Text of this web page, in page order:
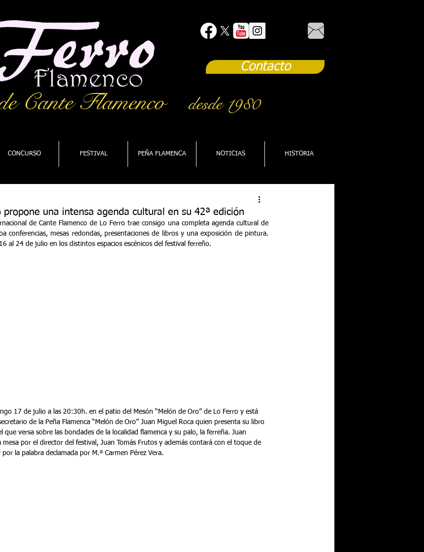
Contacto
Cante Flamencodesde 1980
CONCURSO FESTIVAL PEÑA FLAMENCA NOTICIAS HISTORIA
propone una intensa agenda cultural en su 42ª edición
de Cante Flamenco de Lo Ferro trae consigo una completa agenda cultural de
conferencias, mesas redondas, presentaciones de libros y una exposición de pintura.
al 24 de julio en los distintos espacios escénicos del festival ferreño.
17 de julio a las 20:30h. en el patio del Mesón “Melón de Oro” de Lo Ferro y está
de la Peña Flamenca “Melón de Oro” Juan Miguel Roca quien presenta su libro
que versa sobre las bondades de la localidad flamenca y su palo, la ferreña. Juan
mesa por el director del festival, Juan Tomás Frutos y además contará con el toque de
la palabra declamada por M.ª Carmen Pérez Vera.